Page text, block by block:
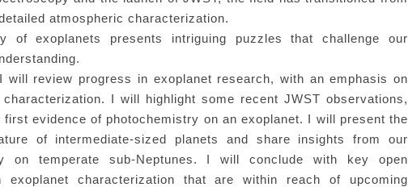
atmospheric characterization.
of exoplanets presents intriguing puzzles that challenge our
will review progress in exoplanet research, with an emphasis on
characterization. I will highlight some recent JWST observations,
first evidence of photochemistry on an exoplanet. I will present the
of intermediate-sized planets and share insights from our
on temperate sub-Neptunes. I will conclude with key open
exoplanet characterization that are within reach of upcoming